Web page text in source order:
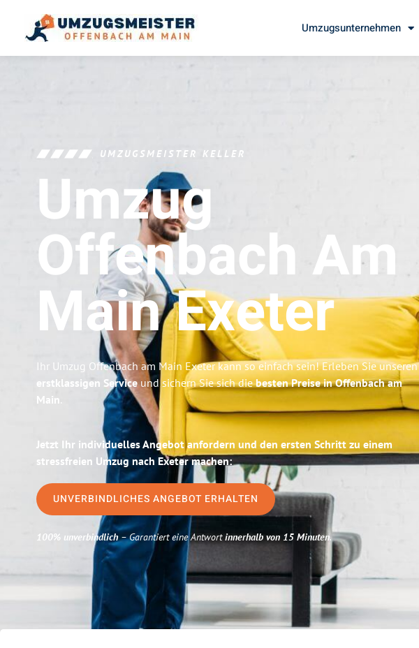
Umzugsunternehmen
UMZUGSMEISTER KELLER
Umzug
Offenbach Am
MainExeter
Ihr Umzug Offenbach am Main Exeter kann so einfach sein! Erleben Sie unseren
erstklassigen Serviceund sichern Sie sich diebesten Preise in Offenbach am
Main.
Jetzt Ihr individuelles Angebot anfordern und den ersten Schritt zu einem
stressfreien Umzug nach Exeter machen:
UNVERBINDLICHES ANGEBOT ERHALTEN
100% unverbindlich– Garantiert eine Antwortinnerhalb von 15 Minuten.